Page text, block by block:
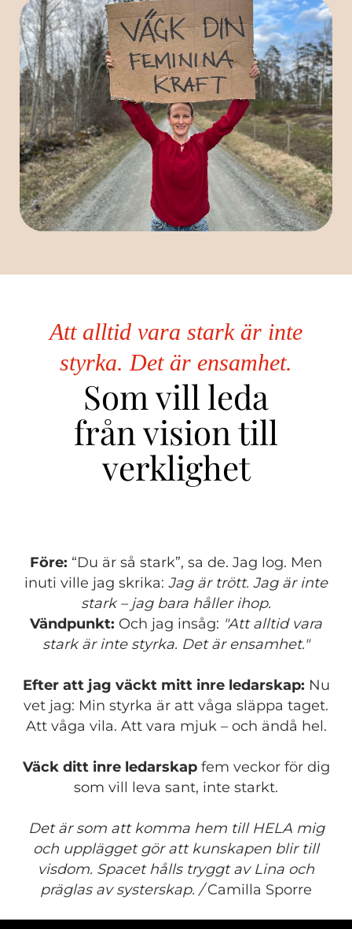
Att alltid vara stark är inte
styrka. Det är ensamhet.
Som vill leda
från vision till
verklighet
Före: “Du är så stark”, sa de. Jag log. Men
inuti ville jag skrika: Jag är trött. Jag är inte
stark – jag bara håller ihop.
Vändpunkt: Och jag insåg: "Att alltid vara
stark är inte styrka. Det är ensamhet."
Efter att jag väckt mitt inre ledarskap: Nu
vet jag: Min styrka är att våga släppa taget.
Att våga vila. Att vara mjuk – och ändå hel.
Väck ditt inre ledarskap fem veckor för dig
som vill leva sant, inte starkt.
Det är som att komma hem till HELA mig
och upplägget gör att kunskapen blir till
visdom. Spacet hålls tryggt av Lina och
präglas av systerskap. /Camilla Sporre